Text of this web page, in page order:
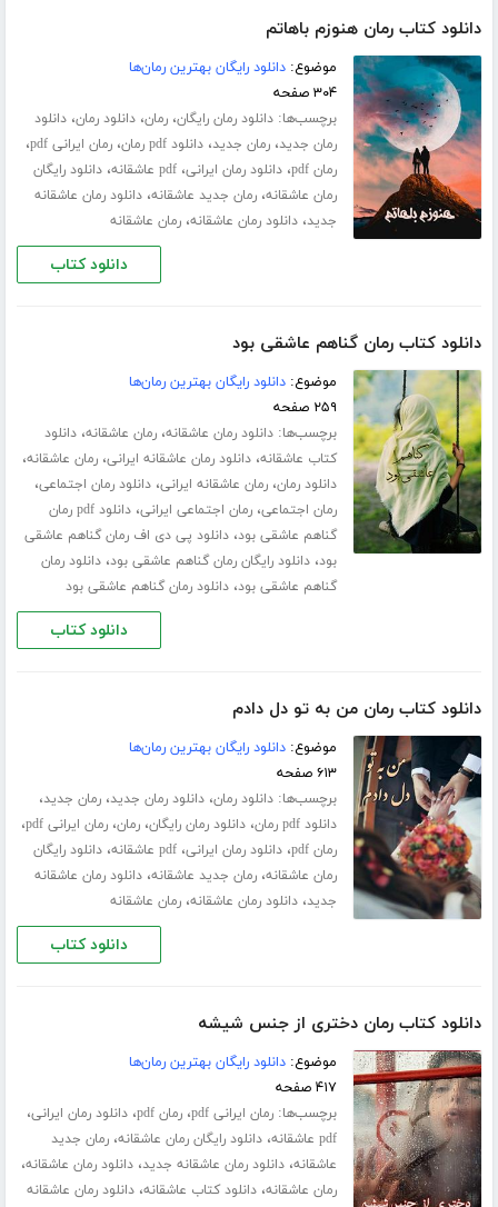
دانلود کتاب رمان هنوزم باهاتم
موضوع:دانلود رایگان بهترین رمان‌ها
۳۰۴ صفحه
برچسب‌ها:دانلود رمان رایگان،رمان،دانلود رمان،دانلود
رمان جدید،رمان جدید،دانلود pdf رمان ،رمان ایرانی pdf ،
رمان pdf ،دانلود رمان ایرانی،pdf عاشقانه ،دانلود رایگان
رمان عاشقانه،رمان جدید عاشقانه،دانلود رمان عاشقانه
جدید،دانلود رمان عاشقانه،رمان عاشقانه
دانلود کتاب
دانلود کتاب رمان گناهم عاشقی بود
موضوع:دانلود رایگان بهترین رمان‌ها
۲۵۹ صفحه
برچسب‌ها:دانلود رمان عاشقانه،رمان عاشقانه،دانلود
کتاب عاشقانه،دانلود رمان عاشقانه ایرانی،رمان عاشقانه،
دانلود رمان،رمان عاشقانه ایرانی،دانلود رمان اجتماعی،
رمان اجتماعی،رمان اجتماعی ایرانی،
دانلود pdf رمان
گناهم عاشقی بود،دانلود پی دی اف رمان گناهم عاشقی
بود،دانلود رایگان رمان گناهم عاشقی بود،دانلود رمان
گناهم عاشقی بود،دانلود رمان گناهم عاشقی بود
دانلود کتاب
دانلود کتاب رمان من به تو دل دادم
موضوع:دانلود رایگان بهترین رمان‌ها
۶۱۳ صفحه
برچسب‌ها:دانلود رمان،دانلود رمان جدید،رمان جدید،
دانلود pdf رمان ،دانلود رمان رایگان،رمان،رمان ایرانی pdf ،
رمان pdf ،دانلود رمان ایرانی،pdf عاشقانه ،دانلود رایگان
رمان عاشقانه،رمان جدید عاشقانه،دانلود رمان عاشقانه
جدید،دانلود رمان عاشقانه،رمان عاشقانه
دانلود کتاب
دانلود کتاب رمان دختری از جنس شیشه
موضوع:دانلود رایگان بهترین رمان‌ها
۴۱۷ صفحه
برچسب‌ها:رمان ایرانی pdf ،رمان pdf ،دانلود رمان ایرانی،
pdf عاشقانه ،دانلود رایگان رمان عاشقانه،رمان جدید
عاشقانه،دانلود رمان عاشقانه جدید،دانلود رمان عاشقانه،
رمان عاشقانه،دانلود کتاب عاشقانه،دانلود رمان عاشقانه